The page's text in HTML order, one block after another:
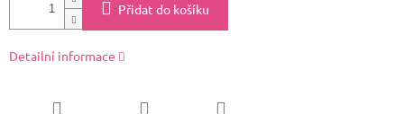
Přidat do košíku
Detailní informace